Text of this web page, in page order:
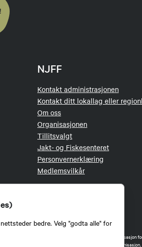
bedre. Velg "godta alle" for
NJFF
Kontakt administrasjonen
Kontakt ditt lokallag eller
Om oss
Organisasjonen
Tillitsvalgt
Jakt- og Fiskesenteret
Personvernerklæring
Medlemsvilkår
(NJFF) er landets eneste landsdekkende organisasjon
om jakt og fiske i Norge. Vi er en partipolitisk nøytral